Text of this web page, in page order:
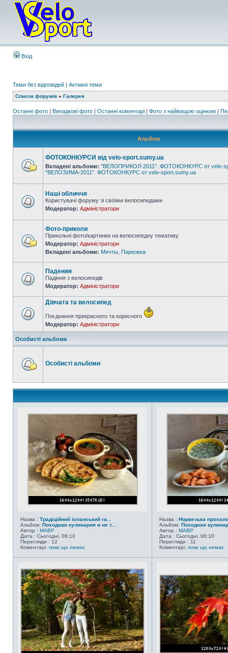
Вхід
Теми без відповідей | Активні теми
Список форумів » Галерея
Останні фото | Випадкові фото | Останні коментарі | Фото з найвищою оцінкою |
Альбом
ФОТОКОНКУРСИ від velo-sport.sumy.ua
Вкладені альбоми: "ВЕЛОПРИКОЛ-2011". ФОТОКОНКУРС от velo-
"ВЕЛОЗИМА-2011". ФОТОКОНКУРС от velo-sport.sumy.ua
Наші обличчя
Користувачі форуму зі своїми велосипедами
Модератор: Адміністратори
Фото-приколи
Прикольні фото/картинки на велосипедну тематику
Модератор: Адміністратори
Вкладені альбоми: Мечты Парковка
Падения
Падіння з велосипедів
Модератор: Адміністратори
Дівчата та велосипед
Поєднання прекрасного та корисного
Модератор: Адміністратори
Особисті альбоми
Особисті альбоми
Назва : Традіційний іспанський га...
Альбом: Походная кулинария и не т...
Автор : MABP
Дата : Сьогодні, 06:10
Перегляди : 12
Коментарі: поки що немає
Назва : Норвезька
Альбом: Походная
Автор : MABP
Дата : Сьогодні, 06:10
Перегляди : 11
Коментарі: поки що немає